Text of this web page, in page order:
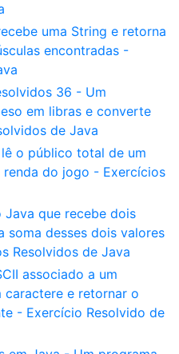
uma String e retorna
encontradas -
36 - Um
em libras e converte
de Java
o público total de um
do jogo - Exercícios
Java que recebe dois
soma desses dois valores
Resolvidos de Java
associado a um
caractere e retornar o
- Exercício Resolvido de